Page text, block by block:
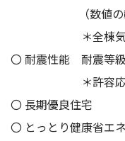
（数値の範囲
＊全棟気
〇 耐震性能 耐震等
＊許容応力度
〇 長期優良住宅
〇 とっとり健康省エ